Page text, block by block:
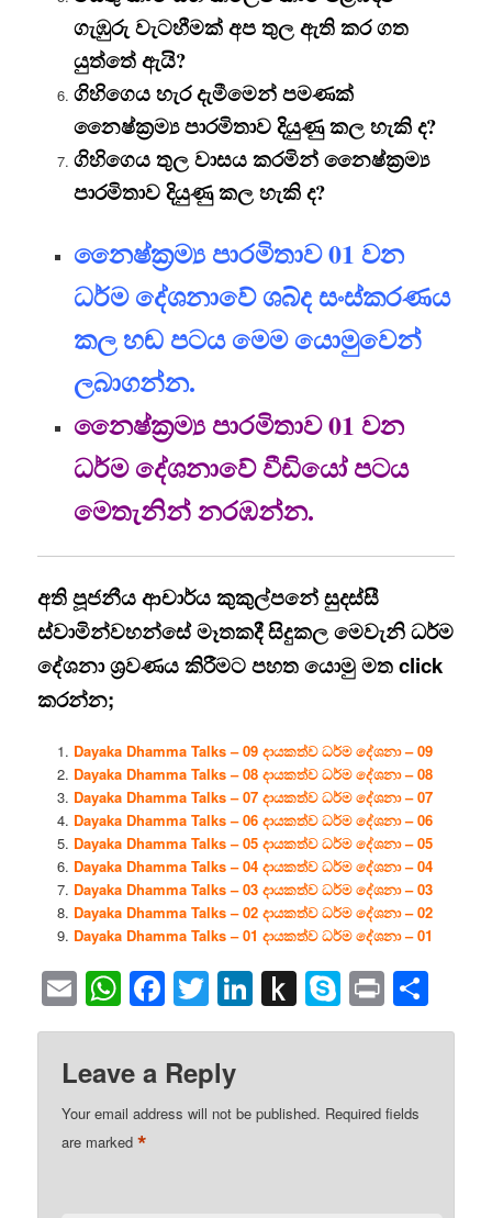
ගැඹුරු වැටහීමක් අප තුල ඇති කර ගත
යුත්තේ ඇයි?
ගිහිගෙය හැර දැමීමෙන් පමණක්
නෛෂ්ක්‍ර‍ම්‍ය පාරමිතාව දියුණු කල හැකි ද?
ගිහිගෙය තුල වාසය කරමින් නෛෂ්ක්‍ර‍ම්‍ය
පාරමිතාව දියුණු කල හැකි ද?
නෛෂ්ක්‍ර‍ම්‍ය පාරමිතාව 01 වන
ධර්ම දේශනාවේ ශබ්ද සංස්කරණය
කල හඬ පටය මෙම යොමුවෙන්
ලබාගන්න.
නෛෂ්ක්‍ර‍ම්‍ය පාරමිතාව 01 වන
ධර්ම දේශනාවේ වීඩියෝ පටය
මෙතැනින් නරඹන්න.
අති පූජනීය ආචාර්ය කුකුල්පනේ සුදස්සී
ස්වාමින්වහන්සේ මෑතකදී සිදුකල මෙවැනි ධර්ම
දේශනා ශ්‍රවණය කිරීමට පහත යොමු මත click
කරන්න;
Dayaka Dhamma Talks – 09 දායකත්ව ධර්ම දේශනා – 09
Dayaka Dhamma Talks – 08 දායකත්ව ධර්ම දේශනා – 08
Dayaka Dhamma Talks – 07 දායකත්ව ධර්ම දේශනා – 07
Dayaka Dhamma Talks – 06 දායකත්ව ධර්ම දේශනා – 06
Dayaka Dhamma Talks – 05 දායකත්ව ධර්ම දේශනා – 05
Dayaka Dhamma Talks – 04 දායකත්ව ධර්ම දේශනා – 04
Dayaka Dhamma Talks – 03 දායකත්ව ධර්ම දේශනා – 03
Dayaka Dhamma Talks – 02 දායකත්ව ධර්ම දේශනා – 02
Dayaka Dhamma Talks – 01 දායකත්ව ධර්ම දේශනා – 01
EmailWhatsApp
Facebook
Twitter
LinkedIn
Push
to
Skype
Print
Leave a Reply
Your email address will not be published. Required fields
are marked*